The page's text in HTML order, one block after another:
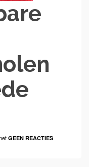
GEEN REACTIES